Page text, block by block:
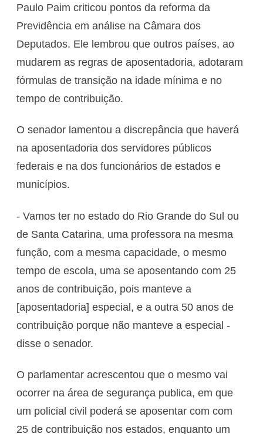
Paulo Paim criticou pontos da reforma da
Previdência em análise na Câmara dos
Deputados. Ele lembrou que outros países, ao
mudarem as regras de aposentadoria, adotaram
fórmulas de transição na idade mínima e no
tempo de contribuição.
O senador lamentou a discrepância que haverá
na aposentadoria dos servidores públicos
federais e na dos funcionários de estados e
municípios.
- Vamos ter no estado do Rio Grande do Sul ou
de Santa Catarina, uma professora na mesma
função, com a mesma capacidade, o mesmo
tempo de escola, uma se aposentando com 25
anos de contribuição, pois manteve a
[aposentadoria] especial, e a outra 50 anos de
contribuição porque não manteve a especial -
disse o senador.
O parlamentar acrescentou que o mesmo vai
ocorrer na área de segurança publica, em que
um policial civil poderá se aposentar com com
25 de contribuição nos estados, enquanto um